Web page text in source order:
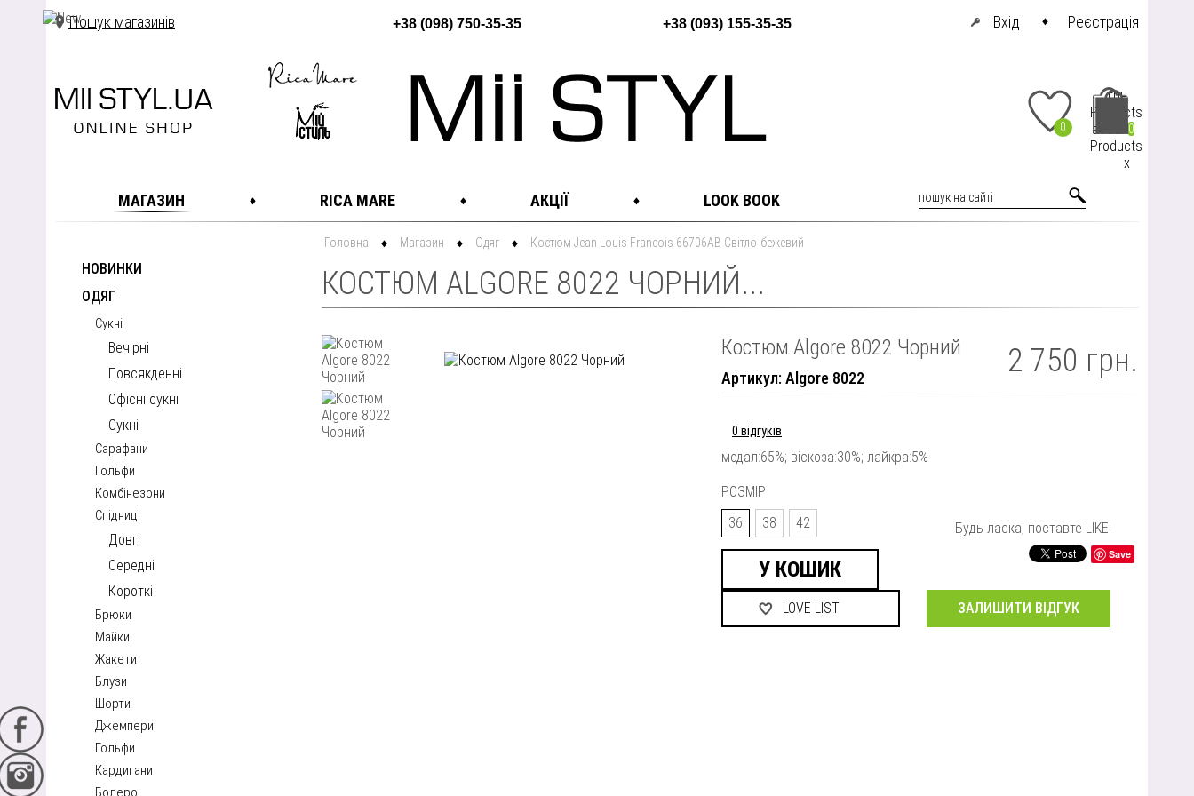
Пошук магазинів +38 (098) 750-35-35 +38 (093) 155-35-35 Вхід Реєстрація
0 0
грн.
Products
at cart
Products
x
МАГАЗИН RICA MARE АКЦІЇ LOOK BOOK
НОВИНКИ
ОДЯГ
Сукні
Вечірні
Повсякденні
Офісні сукні
Сукні
Сарафани
Гольфи
Комбінезони
Спідниці
Довгі
Середні
Короткі
Брюки
Майки
Жакети
Блузи
Шорти
Джемпери
Гольфи
Кардигани
Болеро
Головна Магазин Одяг Костюм Jean Louis Francois 66706AB Світло-бежевий
КОСТЮМ ALGORE 8022 ЧОРНИЙ...
Костюм Algore 8022 Чорний
Артикул: Algore 8022 2 750 грн.
0 відгуків
модал:65%; віскоза:30%; лайкра:5%
РОЗМІР
36
38 42 Будь ласка, поставте LIKE!
Save
ЗАЛИШИТИ ВІДГУК